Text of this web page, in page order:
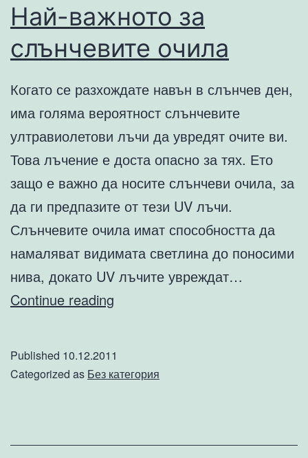
Най-важното за
слънчевите очила
Когато се разхождате навън в слънчев ден,
има голяма вероятност слънчевите
ултравиолетови лъчи да увредят очите ви.
Това лъчение е доста опасно за тях. Ето
защо е важно да носите слънчеви очила, за
да ги предпазите от тези UV лъчи.
Слънчевите очила имат способността да
намаляват видимата светлина до поносими
нива, докато UV лъчите увреждат…
Continue reading
слънчевите
Published 10.12.2011
Categorized as Без категория